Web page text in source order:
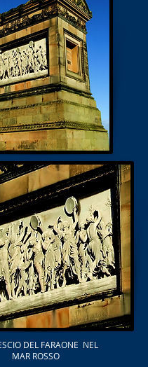
DEL FARAONE NEL
MAR ROSSO